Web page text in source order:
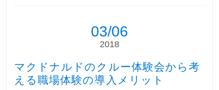
03/06
2018
マクドナルドのクルー体験会から考
える職場体験の導入メリット